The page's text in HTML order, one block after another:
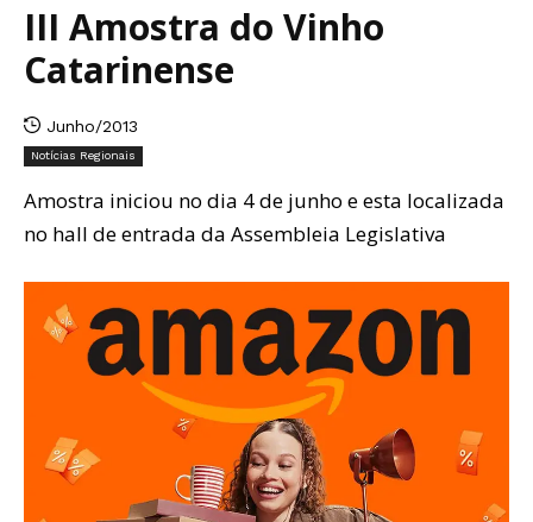
III Amostra do Vinho
Catarinense
Junho/2013
Notícias Regionais
Amostra iniciou no dia 4 de junho e esta localizada
no hall de entrada da Assembleia Legislativa